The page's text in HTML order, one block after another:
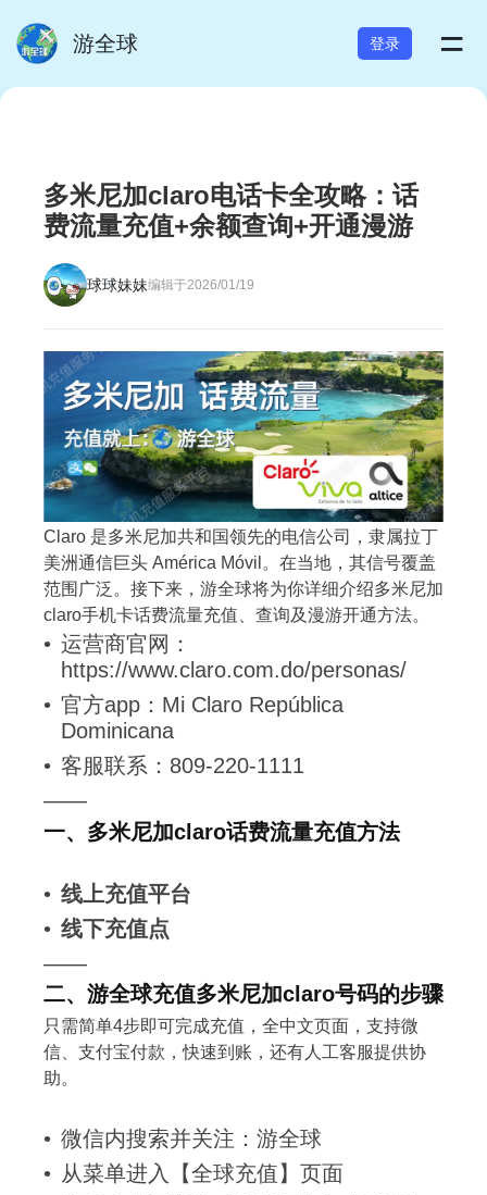
游全球 登录 =
多米尼加claro电话卡全攻略：话
费流量充值+余额查询+开通漫游
球球妹妹编辑于2026/01/19
Claro 是多米尼加共和国领先的电信公司，隶属拉丁
美洲通信巨头 América Móvil。在当地，其信号覆盖
范围广泛。接下来，游全球将为你详细介绍多米尼加
claro手机卡话费流量充值、查询及漫游开通方法。
运营商官网：
https://www.claro.com.do/personas/
官方app：Mi Claro República
Dominicana
客服联系：809-220-1111
——
一、多米尼加claro话费流量充值方法
线上充值平台
线下充值点
——
二、游全球充值多米尼加claro号码的步骤
只需简单4步即可完成充值，全中文页面，支持微
信、支付宝付款，快速到账，还有人工客服提供协
助。
微信内搜索并关注：游全球
从菜单进入【全球充值】页面